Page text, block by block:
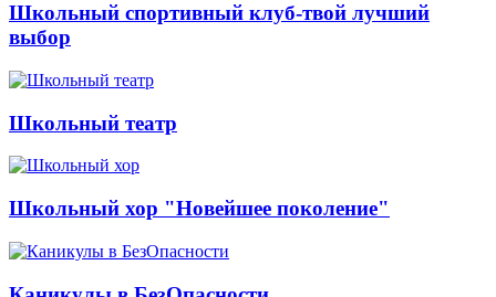
Школьный спортивный клуб-твой лучший
выбор
Школьный театр
Школьный хор "Новейшее поколение"